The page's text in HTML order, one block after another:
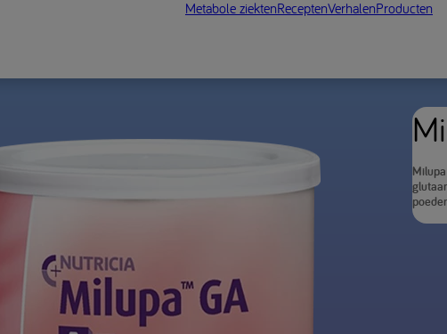
Metabole ziektenReceptenVerhalenProducten